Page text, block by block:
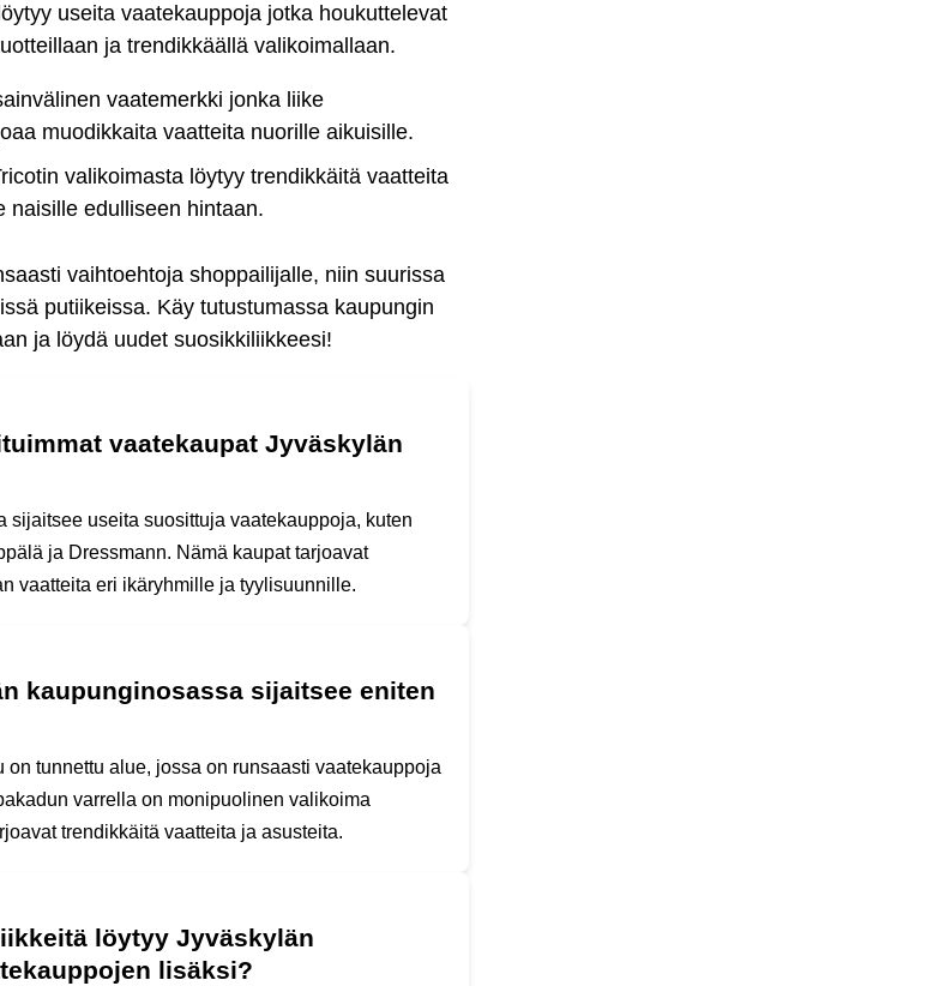
useita vaatekauppoja jotka houkuttelevat
ja trendikkäällä valikoimallaan.
vaatemerkki jonka liike
muodikkaita vaatteita nuorille aikuisille.
valikoimasta löytyy trendikkäitä vaatteita
naisille edulliseen hintaan.
vaihtoehtoja shoppailijalle, niin suurissa
putiikeissa. Käy tutustumassa kaupungin
ja löydä uudet suosikkiliikkeesi!
vaatekaupat Jyväskylän
sijaitsee useita suosittuja vaatekauppoja, kuten
ja Dressmann. Nämä kaupat tarjoavat
vaatteita eri ikäryhmille ja tyylisuunnille.
kaupunginosassa sijaitsee eniten
on tunnettu alue, jossa on runsaasti vaatekauppoja
varrella on monipuolinen valikoima
trendikkäitä vaatteita ja asusteita.
löytyy Jyväskylän
lisäksi?